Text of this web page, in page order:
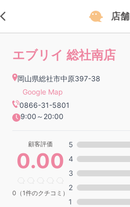
店舗
エブリイ 総社南店
岡山県総社市中原397-38
Google Map
0866-31-5801
9:00～20:00
顧客評価
0.00
0（1件のクチコミ）
5
4
3
2
1